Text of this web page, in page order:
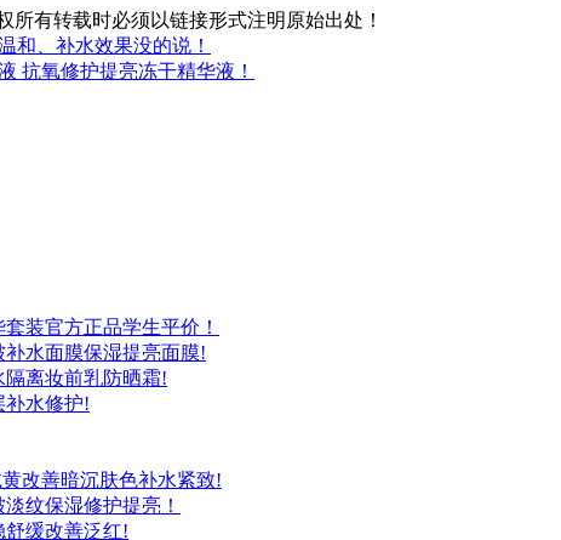
所有转载时必须以链接形式注明原始出处！
和、补水效果没的说！
抗氧修护提亮冻干精华液！
装官方正品学生平价！
水面膜保湿提亮面膜!
离妆前乳防晒霜!
水修护!
改善暗沉肤色补水紧致!
纹保湿修护提亮！
缓改善泛红!